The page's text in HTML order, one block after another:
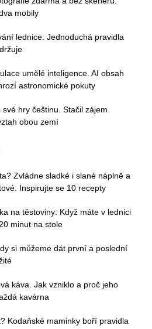
mobily
lednice. Jednoduchá pravidla
umělé inteligence. AI obsah
astronomické pokuty
hry češtinu. Stačil zájem
obou zemí
Zvládne sladké i slané náplně a
Inspirujte se 10 recepty
na těstoviny: Když máte v lednici
minut na stole
si můžeme dát první a poslední
káva. Jak vzniklo a proč jeho
kavárna
Kodaňské maminky boří pravidla